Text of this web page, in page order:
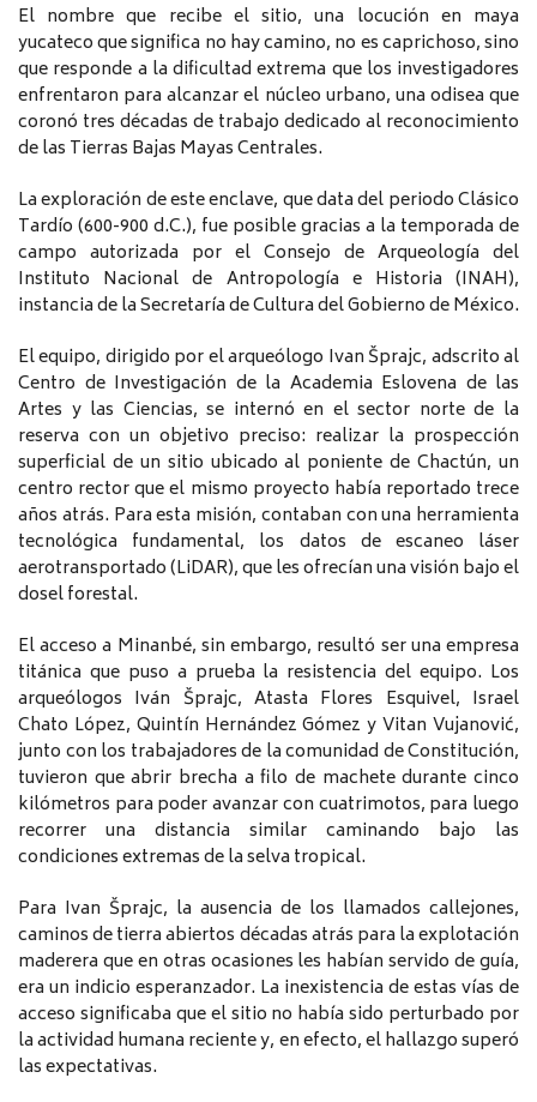
El nombre que recibe el sitio, una locución en maya
yucateco que significa no hay camino, no es caprichoso, sino
que responde a la dificultad extrema que los investigadores
enfrentaron para alcanzar el núcleo urbano, una odisea que
coronó tres décadas de trabajo dedicado al reconocimiento
de las Tierras Bajas Mayas Centrales.
La exploración de este enclave, que data del periodo Clásico
Tardío (600-900 d.C.), fue posible gracias a la temporada de
campo autorizada por el Consejo de Arqueología del
Instituto Nacional de Antropología e Historia (INAH),
instancia de la Secretaría de Cultura del Gobierno de México.
El equipo, dirigido por el arqueólogo Ivan Šprajc, adscrito al
Centro de Investigación de la Academia Eslovena de las
Artes y las Ciencias, se internó en el sector norte de la
reserva con un objetivo preciso: realizar la prospección
superficial de un sitio ubicado al poniente de Chactún, un
centro rector que el mismo proyecto había reportado trece
años atrás. Para esta misión, contaban con una herramienta
tecnológica fundamental, los datos de escaneo láser
aerotransportado (LiDAR), que les ofrecían una visión bajo el
dosel forestal.
El acceso a Minanbé, sin embargo, resultó ser una empresa
titánica que puso a prueba la resistencia del equipo. Los
arqueólogos Iván Šprajc, Atasta Flores Esquivel, Israel
Chato López, Quintín Hernández Gómez y Vitan Vujanović,
junto con los trabajadores de la comunidad de Constitución,
tuvieron que abrir brecha a filo de machete durante cinco
kilómetros para poder avanzar con cuatrimotos, para luego
recorrer una distancia similar caminando bajo las
condiciones extremas de la selva tropical.
Para Ivan Šprajc, la ausencia de los llamados callejones,
caminos de tierra abiertos décadas atrás para la explotación
maderera que en otras ocasiones les habían servido de guía,
era un indicio esperanzador. La inexistencia de estas vías de
acceso significaba que el sitio no había sido perturbado por
la actividad humana reciente y, en efecto, el hallazgo superó
las expectativas.